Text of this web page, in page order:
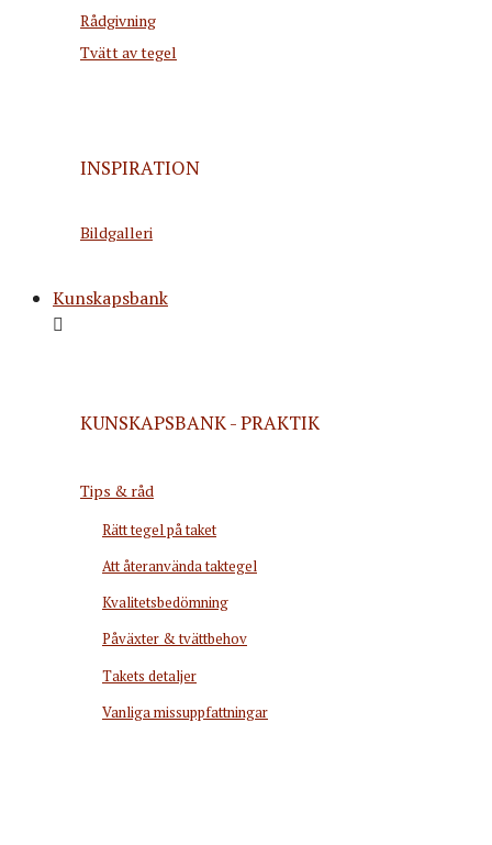
Rådgivning
Tvätt av tegel
INSPIRATION
Bildgalleri
Kunskapsbank
KUNSKAPSBANK - PRAKTIK
Tips & råd
Rätt tegel på taket
Att återanvända taktegel
Kvalitetsbedömning
Påväxter & tvättbehov
Takets detaljer
Vanliga missuppfattningar